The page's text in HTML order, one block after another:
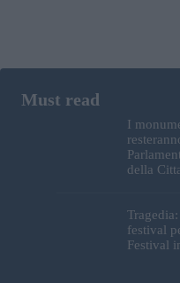
I
della
festival
Festival